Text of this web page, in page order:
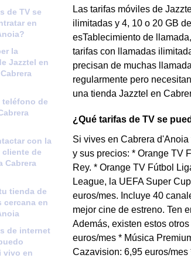
de TV se
en
la
Jazztel en
teléfono de
con la
de
Cabrera
tienda de
cercana en
de internet
vivo en
Las tarifas móviles de
ilimitadas y 4, 10 o 20 GB
esTablecimiento de
tarifas con llamadas
precisan de muchas
regularmente pero
una tienda Jazztel en
¿Qué tarifas de TV se
Si vives en Cabrera
y sus precios: * Orange TV
Rey. * Orange TV Fútbol
League, la UEFA Super
euros/mes. Incluye 40
mejor cine de estreno. Ten
Además, existen estos
euros/mes * Música
Cazavision: 6,95 euros/